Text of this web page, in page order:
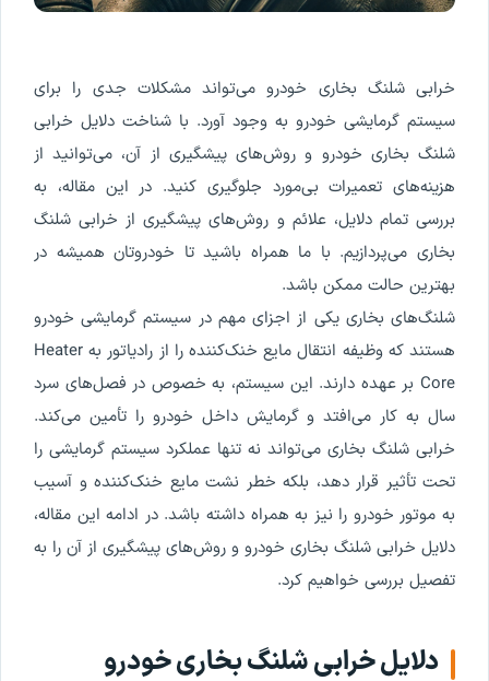
خرابی شلنگ بخاری خودرو می‌تواند مشکلات جدی را برای
سیستم گرمایشی خودرو به وجود آورد. با شناخت دلایل خرابی
شلنگ بخاری خودرو و روش‌های پیشگیری از آن، می‌توانید از
هزینه‌های تعمیرات بی‌مورد جلوگیری کنید. در این مقاله، به
بررسی تمام دلایل، علائم و روش‌های پیشگیری از خرابی شلنگ
بخاری می‌پردازیم. با ما همراه باشید تا خودروتان همیشه در
بهترین حالت ممکن باشد.
شلنگ‌های بخاری یکی از اجزای مهم در سیستم گرمایشی خودرو
هستند که وظیفه انتقال مایع خنک‌کننده را از رادیاتور به Heater
Core بر عهده دارند. این سیستم، به خصوص در فصل‌های سرد
سال به کار می‌افتد و گرمایش داخل خودرو را تأمین می‌کند.
خرابی شلنگ بخاری می‌تواند نه تنها عملکرد سیستم گرمایشی را
تحت تأثیر قرار دهد، بلکه خطر نشت مایع خنک‌کننده و آسیب
به موتور خودرو را نیز به همراه داشته باشد. در ادامه این مقاله،
دلایل خرابی شلنگ بخاری خودرو و روش‌های پیشگیری از آن را به
تفصیل بررسی خواهیم کرد.
دلایل خرابی شلنگ بخاری خودرو